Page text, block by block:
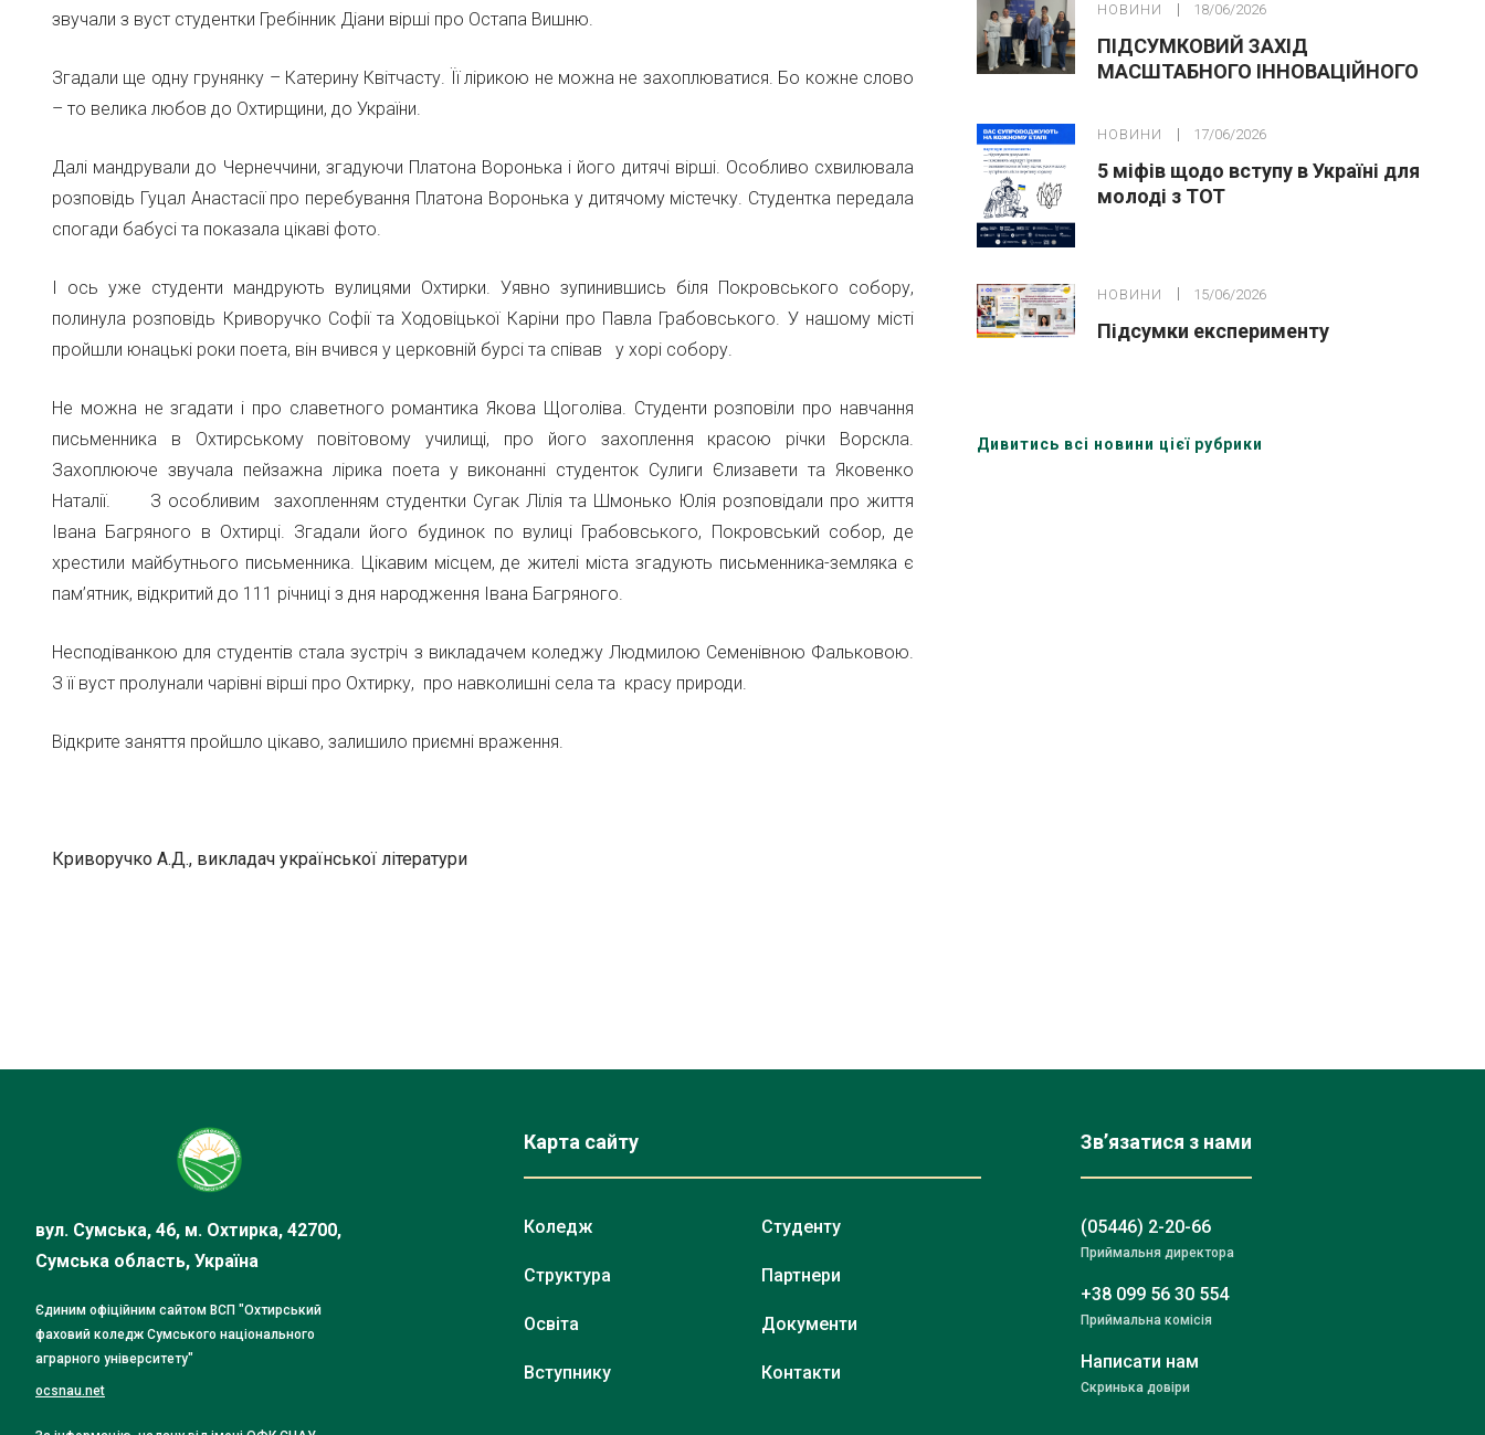
звучали з вуст студентки Гребінник Діани вірші про Остапа Вишню.
Згадали ще одну грунянку – Катерину Квітчасту. Її лірикою не можна не захоплюватися. Бо кожне слово
– то велика любов до Охтирщини, до України.
Далі мандрували до Чернеччини, згадуючи Платона Воронька і його дитячі вірші. Особливо схвилювала
розповідь Гуцал Анастасії про перебування Платона Воронька у дитячому містечку. Студентка передала
спогади бабусі та показала цікаві фото.
І ось уже студенти мандрують вулицями Охтирки. Уявно зупинившись біля Покровського собору,
полинула розповідь Криворучко Софії та Ходовіцької Каріни про Павла Грабовського. У нашому місті
пройшли юнацькі роки поета, він вчився у церковній бурсі та співав у хорі собору.
Не можна не згадати і про славетного романтика Якова Щоголіва. Студенти розповіли про навчання
письменника в Охтирському повітовому училищі, про його захоплення красою річки Ворскла.
Захоплююче звучала пейзажна лірика поета у виконанні студенток Сулиги Єлизавети та Яковенко
Наталії. З особливим захопленням студентки Сугак Лілія та Шмонько Юлія розповідали про життя
Івана Багряного в Охтирці. Згадали його будинок по вулиці Грабовського, Покровський собор, де
хрестили майбутнього письменника. Цікавим місцем, де жителі міста згадують письменника-земляка є
пам’ятник, відкритий до 111 річниці з дня народження Івана Багряного.
Несподіванкою для студентів стала зустріч з викладачем коледжу Людмилою Семенівною Фальковою.
З її вуст пролунали чарівні вірші про Охтирку, про навколишні села та красу природи.
Відкрите заняття пройшло цікаво, залишило приємні враження.
Криворучко А.Д., викладач української літератури
НОВИНИ 18/06/2026
ПІДСУМКОВИЙ ЗАХІД
МАСШТАБНОГО ІННОВАЦІЙНОГО
НОВИНИ 17/06/2026
5 міфів щодо вступу в Україні для
молоді з ТОТ
НОВИНИ 15/06/2026
Підсумки експерименту
Дивитись всі новини цієї рубрики
вул. Сумська, 46, м. Охтирка, 42700,
Сумська область, Україна
Єдиним офіційним сайтом ВСП "Охтирський
фаховий коледж Сумського національного
аграрного університету"
ocsnau.net
Карта сайту
Коледж
Структура
Освіта
Вступнику
Студенту
Партнери
Документи
Контакти
Зв’язатися з нами
(05446) 2-20-66
Приймальня директора
+38 099 56 30 554
Приймальна комісія
Написати нам
Скринька довіри